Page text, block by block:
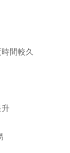
間較久
升